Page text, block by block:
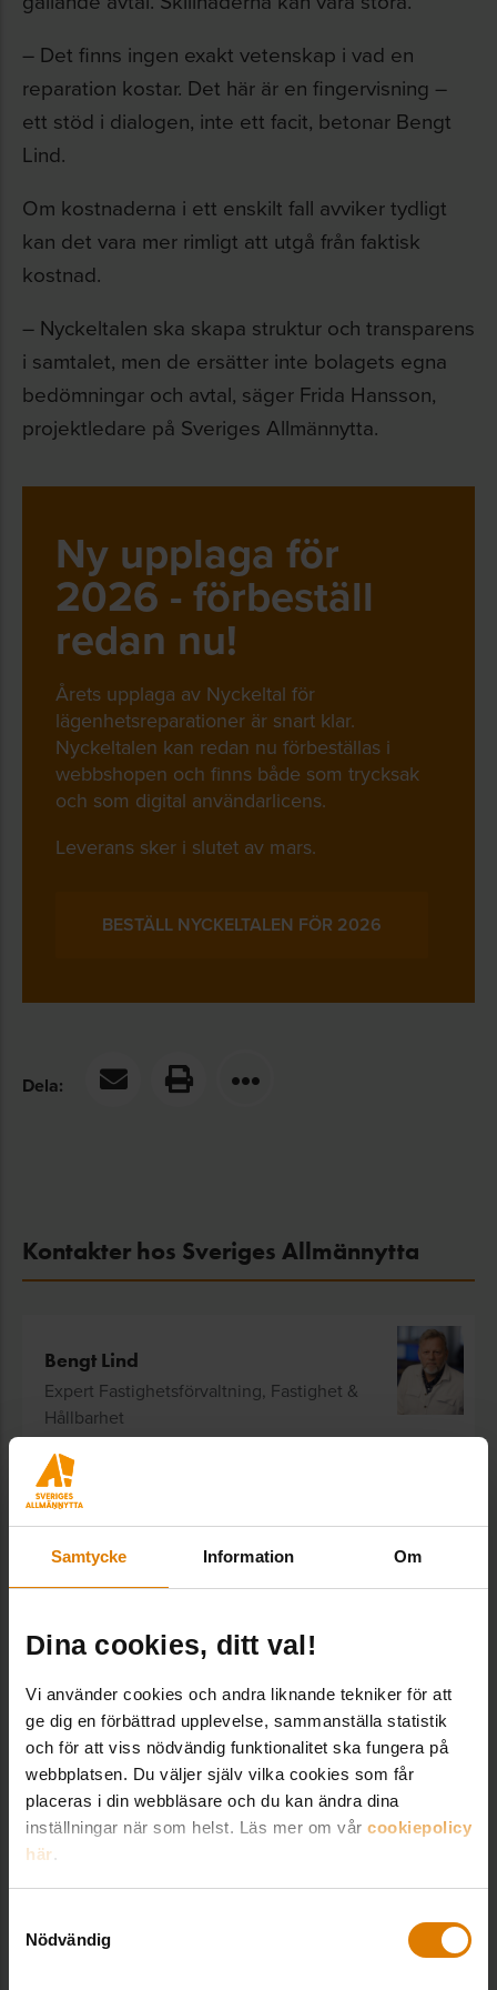
Samtycke Information Om
Dina cookies, ditt val!
Vi använder cookies och andra liknande tekniker för att
ge dig en förbättrad upplevelse, sammanställa statistik
och för att viss nödvändig funktionalitet ska fungera på
webbplatsen. Du väljer själv vilka cookies som får
placeras i din webbläsare och du kan ändra dina
inställningar när som helst. Läs mer om vår cookiepolicy
här.
Nödvändig
– Det finns ingen exakt vetenskap i vad en
reparation kostar. Det här är en fingervisning –
ett stöd i dialogen, inte ett facit, betonar Bengt
Lind.
Om kostnaderna i ett enskilt fall avviker tydligt
kan det vara mer rimligt att utgå från faktisk
kostnad.
– Nyckeltalen ska skapa struktur och transparens
i samtalet, men de ersätter inte bolagets egna
bedömningar och avtal, säger Frida Hansson,
projektledare på Sveriges Allmännytta.
Ny upplaga för
2026 - förbeställ
redan nu!
Årets upplaga av Nyckeltal för
lägenhetsreparationer är snart klar.
Nyckeltalen kan redan nu förbeställas i
webbshopen och finns både som trycksak
och som digital användarlicens.
Leverans sker i slutet av mars.
BESTÄLL NYCKELTALEN FÖR 2026
Dela:
Kontakter hos Sveriges Allmännytta
Bengt Lind
Expert Fastighetsförvaltning, Fastighet &
Hållbarhet
Bengt Lind arbetar som expert inom
fastighetsförvaltning på Sveriges Allmännytta.
bengt.lind@sverigesallmannytta.se
Frida Hansson
Projektledare, Fastighet & Hållbarhet
Frida Hansson arbetar som projektledare
på enheten för fastighet och hållbarhet.
frida.hansson@sverigesallmannytta.se
08-406 56 10